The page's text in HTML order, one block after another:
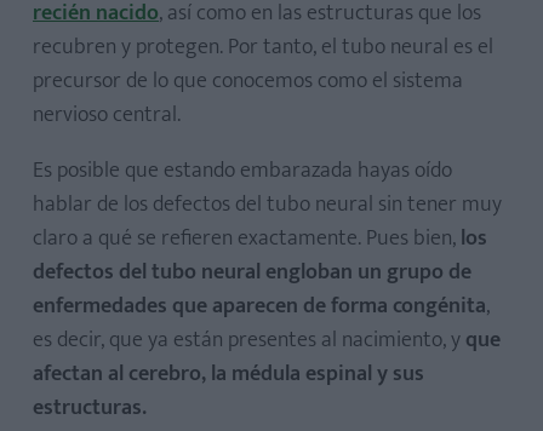
Espina bífida
Anencefalia
Encefalocele
recién nacido, así como en las estructuras que los
recubren y protegen. Por tanto, el tubo neural es el
precursor de lo que conocemos como el sistema
nervioso central.
Es posible que estando embarazada hayas oído
hablar de los defectos del tubo neural sin tener muy
claro a qué se refieren exactamente. Pues bien,los
defectos del tubo neural engloban un grupo de
enfermedades que aparecen de forma congénita,
es decir, que ya están presentes al nacimiento, yque
afectan al cerebro, la médula espinal y sus
estructuras.